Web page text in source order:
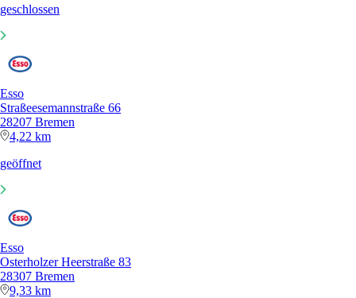
geschlossen
Esso
Straßeesemannstraße 66
28207 Bremen
4,22 km
geöffnet
Esso
Osterholzer Heerstraße 83
28307 Bremen
9,33 km